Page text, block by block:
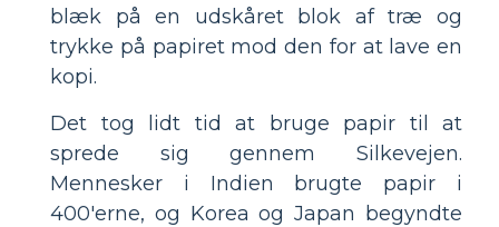
blæk på en udskåret blok af træ og
trykke på papiret mod den for at lave en
kopi.
Det tog lidt tid at bruge papir til at
sprede sig gennem Silkevejen.
Mennesker i Indien brugte papir i
400'erne, og Korea og Japan begyndte